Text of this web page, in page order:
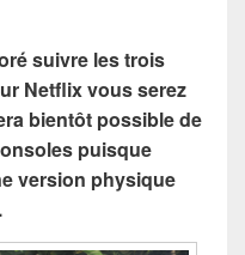
suivre les trois
Netflix vous serez
bientôt possible de
puisque
version physique